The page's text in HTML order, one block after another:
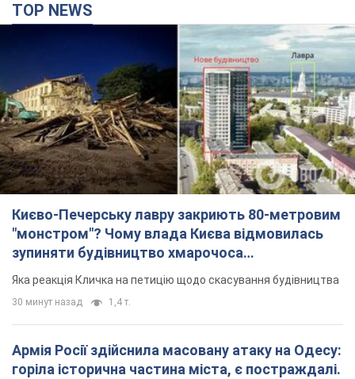
TOP NEWS
Києво-Печерську лавру закриють 80-метровим
"монстром"? Чому влада Києва відмовилась
зупиняти будівництво хмарочоса
"московського вірянина"
Яка реакція Кличка на петицію щодо скасування будівництва
30 минут назад 1,4 т.
Армія Росії здійснила масовану атаку на Одесу:
горіла історична частина міста, є постраждалі.